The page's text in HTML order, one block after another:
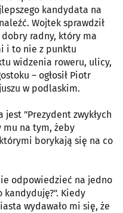
kandydata na
Wojtek sprawdził
radny, który ma
i to nie z punktu
widzenia roweru, ulicy,
– ogłosił Piotr
w podlaskim.
jest "Prezydent zwykłych
mu na tym, żeby
borykają się na co
odpowiedzieć na jedno
kandyduję?". Kiedy
wydawało mi się, że